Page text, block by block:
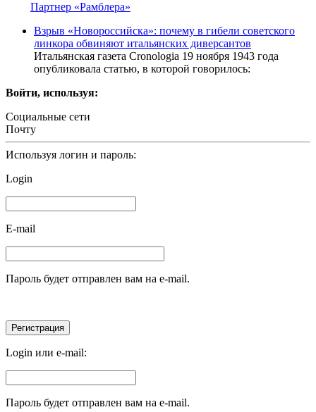
Партнер «Рамблера»
Взрыв «Новороссийска»: почему в гибели советского
линкора обвиняют итальянских диверсантов
Итальянская газета Cronologia 19 ноября 1943 года
опубликовала статью, в которой говорилось:
Войти, используя:
Социальные сети
Почту
Используя логин и пароль:
Login
E-mail
Пароль будет отправлен вам на e-mail.
Login или e-mail:
Пароль будет отправлен вам на e-mail.